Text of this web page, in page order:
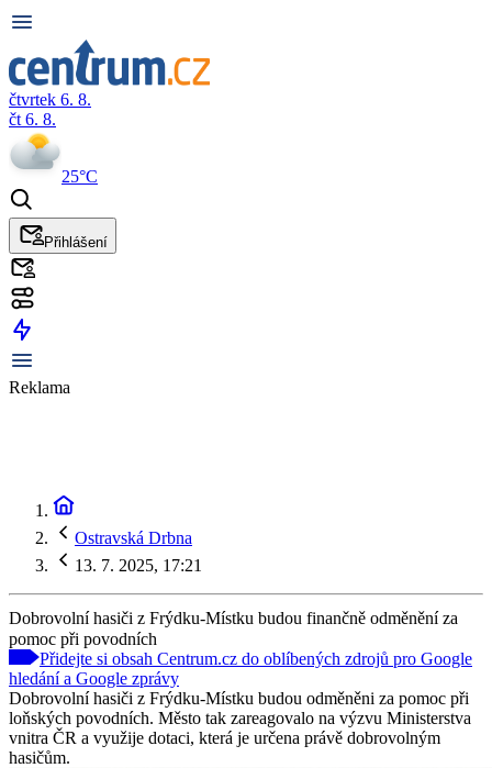
čtvrtek 6. 8.
čt 6. 8.
25°C
Přihlášení
Reklama
Ostravská Drbna
13. 7. 2025, 17:21
Dobrovolní hasiči z Frýdku-Místku budou finančně odměnění za
pomoc při povodních
Přidejte si obsah Centrum.cz do oblíbených zdrojů pro Google
hledání a Google zprávy
Dobrovolní hasiči z Frýdku-Místku budou odměněni za pomoc při
loňských povodních. Město tak zareagovalo na výzvu Ministerstva
vnitra ČR a využije dotaci, která je určena právě dobrovolným
hasičům.